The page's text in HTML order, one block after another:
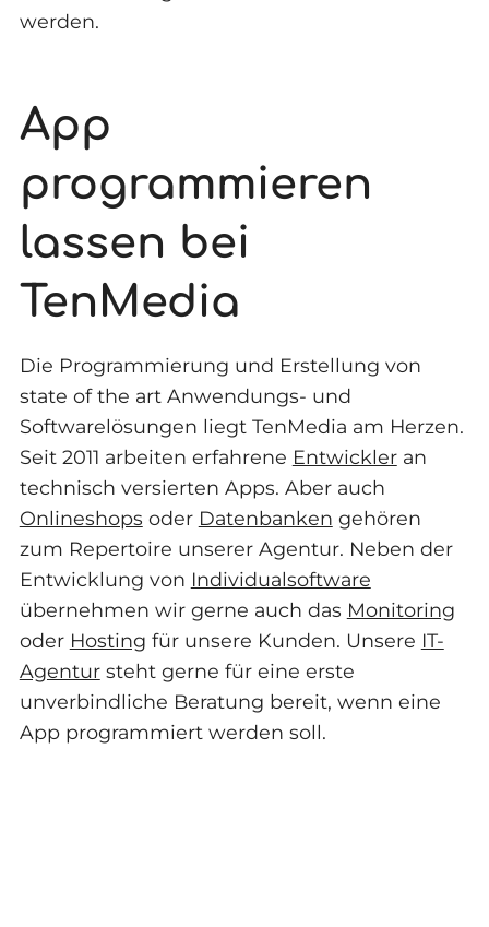
werden.
App
programmieren
lassen bei
TenMedia
Die Programmierung und Erstellung von
state of the art Anwendungs- und
Softwarelösungen liegt TenMedia am Herzen.
Seit 2011 arbeiten erfahrene Entwickleran
technisch versierten Apps. Aber auch
Onlineshops oder Datenbanken gehören
zum Repertoire unserer Agentur. Neben der
Entwicklung von Individualsoftware
übernehmen wir gerne auch das Monitoring
oder Hosting für unsere Kunden. Unsere IT-
Agentursteht gerne für eine erste
unverbindliche Beratung bereit, wenn eine
App programmiert werden soll.